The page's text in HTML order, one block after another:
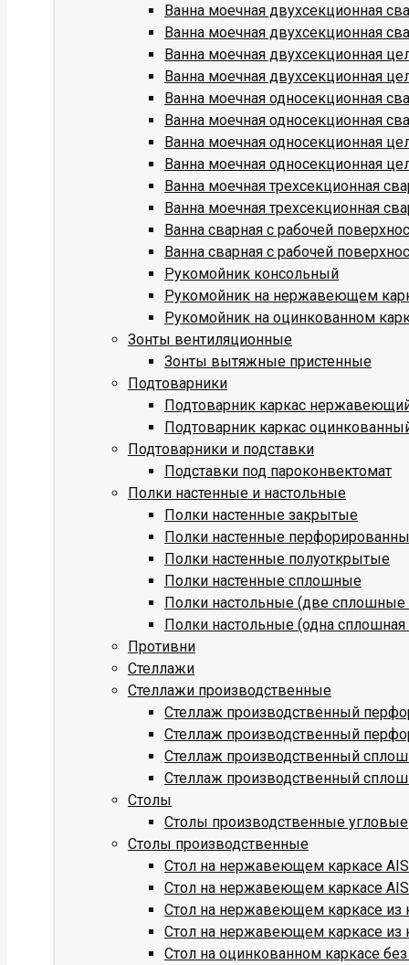
Ванна моечная двухсекционная
Ванна моечная двухсекционная
Ванна моечная двухсекционная
Ванна моечная двухсекционная
Ванна моечная односекционная
Ванна моечная односекционная
Ванна моечная односекционная
Ванна моечная односекционная
Ванна моечная трехсекционная
Ванна моечная трехсекционная
Ванна сварная с рабочей
Ванна сварная с рабочей
Рукомойник консольный
Рукомойник на нержавеющем
Рукомойник на оцинкованном
Зонты вентиляционные
Зонты вытяжные пристенные
Подтоварники
Подтоварник каркас
Подтоварник каркас
Подтоварники и подставки
Подставки под пароконвектомат
Полки настенные и настольные
Полки настенные закрытые
Полки настенные
Полки настенные полуоткрытые
Полки настенные сплошные
Полки настольные (две сплошные
Полки настольные (одна сплошная
Противни
Стеллажи
Стеллажи производственные
Стеллаж производственный
Стеллаж производственный
Стеллаж производственный
Стеллаж производственный
Столы
Столы производственные угловые
Столы производственные
Стол на нержавеющем каркасе
Стол на нержавеющем каркасе
Стол на нержавеющем каркасе из
Стол на нержавеющем каркасе из
Стол на оцинкованном каркасе